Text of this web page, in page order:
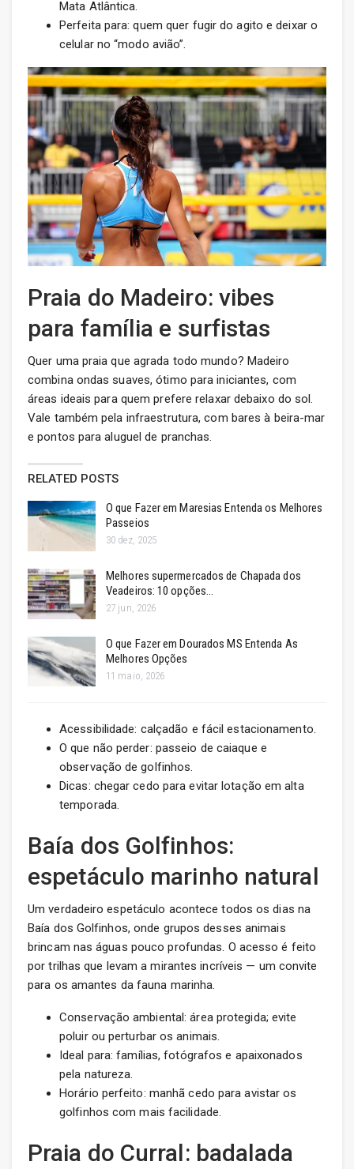
Mata Atlântica.
Perfeita para: quem quer fugir do agito e deixar o
celular no “modo avião”.
Praia do Madeiro: vibes
para família e surfistas
Quer uma praia que agrada todo mundo? Madeiro
combina ondas suaves, ótimo para iniciantes, com
áreas ideais para quem prefere relaxar debaixo do sol.
Vale também pela infraestrutura, com bares à beira-mar
e pontos para aluguel de pranchas.
RELATED POSTS
O que Fazer em Maresias Entenda os Melhores
Passeios
30 dez, 2025
Melhores supermercados de Chapada dos
Veadeiros: 10 opções…
27 jun, 2026
O que Fazer em Dourados MS Entenda As
Melhores Opções
11 maio, 2026
Acessibilidade: calçadão e fácil estacionamento.
O que não perder: passeio de caiaque e
observação de golfinhos.
Dicas: chegar cedo para evitar lotação em alta
temporada.
Baía dos Golfinhos:
espetáculo marinho natural
Um verdadeiro espetáculo acontece todos os dias na
Baía dos Golfinhos, onde grupos desses animais
brincam nas águas pouco profundas. O acesso é feito
por trilhas que levam a mirantes incríveis — um convite
para os amantes da fauna marinha.
Conservação ambiental: área protegida; evite
poluir ou perturbar os animais.
Ideal para: famílias, fotógrafos e apaixonados
pela natureza.
Horário perfeito: manhã cedo para avistar os
golfinhos com mais facilidade.
Praia do Curral: badalada